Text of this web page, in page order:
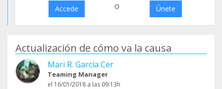
Accede o Únete
Actualización de cómo va la causa
Mari R. García Cer
Teaming Manager
el 16/01/2018 a las 09:13h